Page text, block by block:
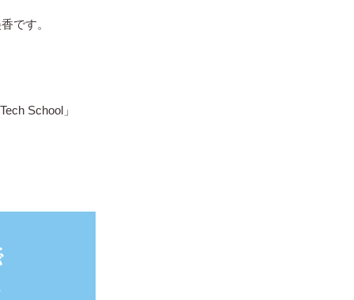
です。
School」